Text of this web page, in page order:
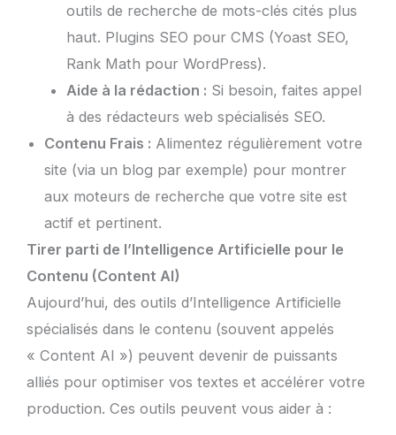
outils de recherche de mots-clés cités plus
haut. Plugins SEO pour CMS (Yoast SEO,
Rank Math pour WordPress).
Aide à la rédaction : Si besoin, faites appel
à des rédacteurs web spécialisés SEO.
Contenu Frais : Alimentez régulièrement votre
site (via un blog par exemple) pour montrer
aux moteurs de recherche que votre site est
actif et pertinent.
Tirer parti de l’Intelligence Artificielle pour le
Contenu (Content AI)
Aujourd’hui, des outils d’Intelligence Artificielle
spécialisés dans le contenu (souvent appelés
« Content AI ») peuvent devenir de puissants
alliés pour optimiser vos textes et accélérer votre
production. Ces outils peuvent vous aider à :